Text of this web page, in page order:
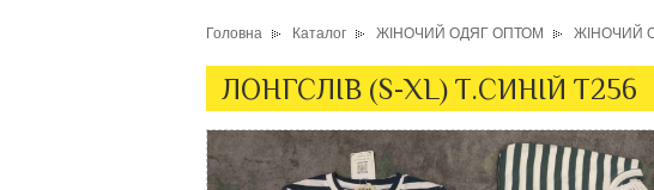
Головна Каталог ЖІНОЧИЙ ОДЯГ ОПТОМ ЖІНОЧИЙ
ЛОНГСЛІВ (S-XL) Т.СИНІЙ T256